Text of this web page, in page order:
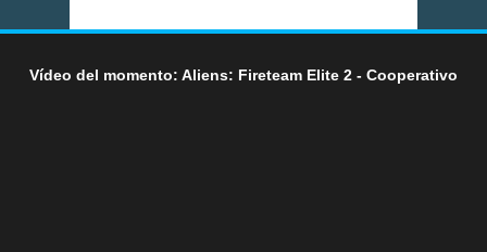
Vídeo del momento: Aliens: Fireteam Elite 2 - Cooperativo